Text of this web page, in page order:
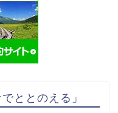
ととのえる」